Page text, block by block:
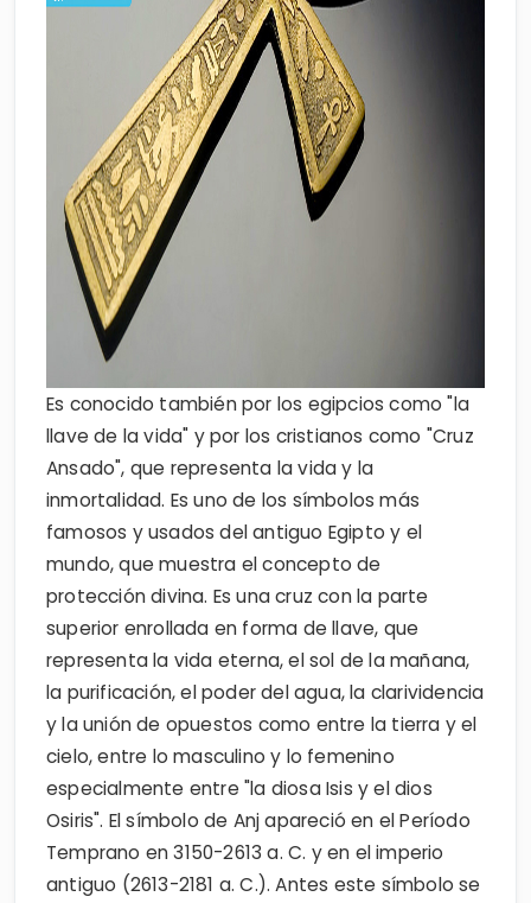
Es conocido también por los egipcios como "la
llave de la vida" y por los cristianos como "Cruz
Ansado", que representa la vida y la
inmortalidad. Es uno de los símbolos más
famosos y usados ​​del antiguo Egipto y el
mundo, que muestra el concepto de
protección divina. Es una cruz con la parte
superior enrollada en forma de llave, que
representa la vida eterna, el sol de la mañana,
la purificación, el poder del agua, la clarividencia
y la unión de opuestos como entre la tierra y el
cielo, entre lo masculino y lo femenino
especialmente entre "la diosa Isis y el dios
Osiris". El símbolo de Anj apareció en el Período
Temprano en 3150-2613 a. C. y en el imperio
antiguo (2613-2181 a. C.). Antes este símbolo se